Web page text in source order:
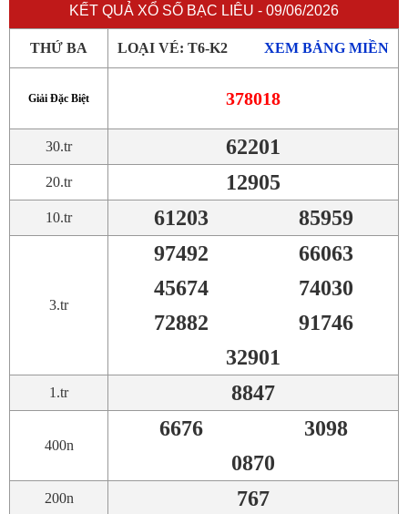
KẾT QUẢ XỔ SỐ BẠC LIÊU - 09/06/2026
THỨ BA LOẠI VÉ: T6-K2 XEM BẢNG MIỀN
Giải Đặc Biệt 378018
30.tr 62201
20.tr 12905
10.tr 61203 85959
3.tr
97492
66063
45674
74030
72882
91746
32901
1.tr 8847
400n
6676
3098
0870
200n 767